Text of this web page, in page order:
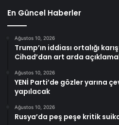
En Güncel Haberler
Ağustos 10, 2026
Trump’ın iddiası ortalığı
Cihad’dan art arda
Ağustos 10, 2026
YENİ Parti’de gözler yarına
yapılacak
Ağustos 10, 2026
Rusya’da peş peşe kritik